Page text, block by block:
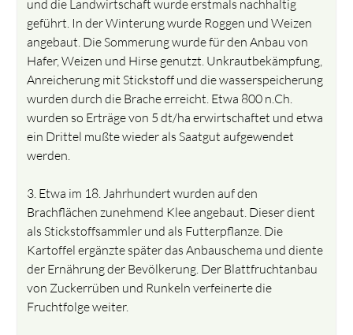
und die Landwirtschaft wurde erstmals nachhaltig
geführt. In der Winterung wurde Roggen und Weizen
angebaut. Die Sommerung wurde für den Anbau von
Hafer, Weizen und Hirse genutzt. Unkrautbekämpfung,
Anreicherung mit Stickstoff und die wasserspeicherung
wurden durch die Brache erreicht. Etwa 800 n.Ch.
wurden so Erträge von 5 dt/ha erwirtschaftet und etwa
ein Drittel mußte wieder als Saatgut aufgewendet
werden.
3. Etwa im 18. Jahrhundert wurden auf den
Brachflächen zunehmend Klee angebaut. Dieser dient
als Stickstoffsammler und als Futterpflanze. Die
Kartoffel ergänzte später das Anbauschema und diente
der Ernährung der Bevölkerung. Der Blattfruchtanbau
von Zuckerrüben und Runkeln verfeinerte die
Fruchtfolge weiter.